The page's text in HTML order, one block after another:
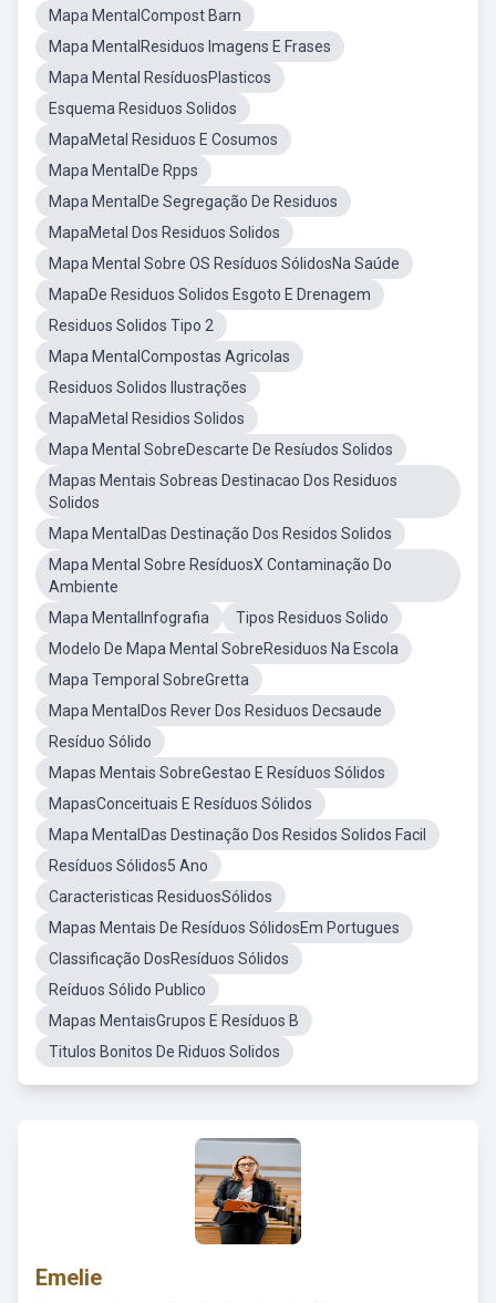
Mapa MentalCompost Barn
Mapa MentalResiduos Imagens E Frases
Mapa Mental ResíduosPlasticos
Esquema Residuos Solidos
MapaMetal Residuos E Cosumos
Mapa MentalDe Rpps
Mapa MentalDe Segregação De Residuos
MapaMetal Dos Residuos Solidos
Mapa Mental Sobre OS Resíduos SólidosNa Saúde
MapaDe Residuos Solidos Esgoto E Drenagem
Residuos Solidos Tipo 2
Mapa MentalCompostas Agricolas
Residuos Solidos Ilustrações
MapaMetal Residios Solidos
Mapa Mental SobreDescarte De Resíudos Solidos
Mapas Mentais Sobreas Destinacao Dos Residuos
Solidos
Mapa MentalDas Destinação Dos Residos Solidos
Mapa Mental Sobre ResíduosX Contaminação Do
Ambiente
Mapa MentalInfografia
Tipos Residuos Solido
Modelo De Mapa Mental SobreResiduos Na Escola
Mapa Temporal SobreGretta
Mapa MentalDos Rever Dos Residuos Decsaude
Resíduo Sólido
Mapas Mentais SobreGestao E Resíduos Sólidos
MapasConceituais E Resíduos Sólidos
Mapa MentalDas Destinação Dos Residos Solidos Facil
Resíduos Sólidos5 Ano
Caracteristicas ResiduosSólidos
Mapas Mentais De Resíduos SólidosEm Portugues
Classificação DosResíduos Sólidos
Reíduos Sólido Publico
Mapas MentaisGrupos E Resíduos B
Titulos Bonitos De Riduos Solidos
Emelie